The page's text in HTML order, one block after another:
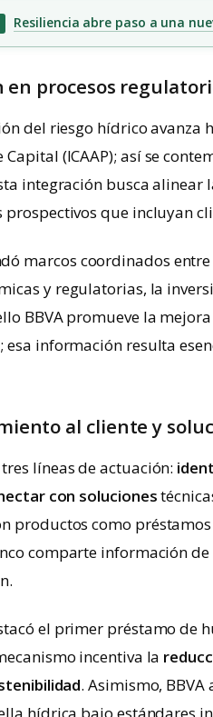
Resiliencia abre paso a una
procesos
del riesgo hídrico avanza
Capital (ICAAP); así se
integración busca
prospectivos que incluyan
marcos coordinados entre
y regulatorias, la
BBVA promueve la
esa información resulta
al cliente y
líneas de actuación:
con soluciones
productos como
comparte información
el primer préstamo de
incentiva la
. Asimismo,